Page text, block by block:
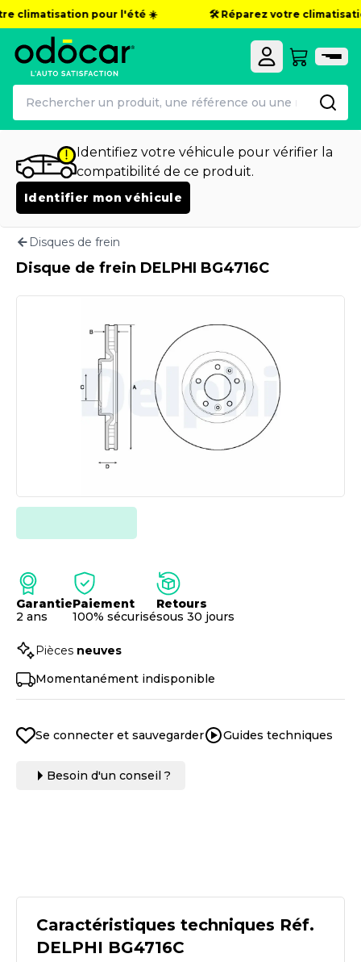
climatisation pour l'été ☀️ 🛠️ Réparez votre
Identifiez votre véhicule pour vérifier la
compatibilité de ce produit.
Identifier mon véhicule
Disques de frein
Caractéristiques techniques Réf.
DELPHI BG4716C
Disque de frein DELPHI BG4716C
Garantie
2 ans
Paiement
100% sécurisé
Retours
sous 30 jours
Pièces neuves
Momentanément indisponible
Se connecter et sauvegarder Guides techniques
Besoin d'un conseil ?